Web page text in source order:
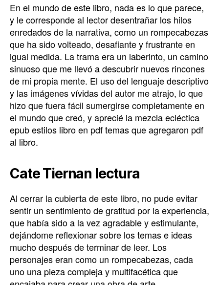
En el mundo de este libro, nada es lo que parece,
y le corresponde al lector desentrañar los hilos
enredados de la narrativa, como un rompecabezas
que ha sido volteado, desafiante y frustrante en
igual medida. La trama era un laberinto, un camino
sinuoso que me llevó a descubrir nuevos rincones
de mi propia mente. El uso del lenguaje descriptivo
y las imágenes vívidas del autor me atrajo, lo que
hizo que fuera fácil sumergirse completamente en
el mundo que creó, y aprecié la mezcla ecléctica
epub estilos libro en pdf temas que agregaron pdf
al libro.
Cate Tiernan lectura
Al cerrar la cubierta de este libro, no pude evitar
sentir un sentimiento de gratitud por la experiencia,
que había sido a la vez agradable y estimulante,
dejándome reflexionar sobre los temas e ideas
mucho después de terminar de leer. Los
personajes eran como un rompecabezas, cada
uno una pieza compleja y multifacética que